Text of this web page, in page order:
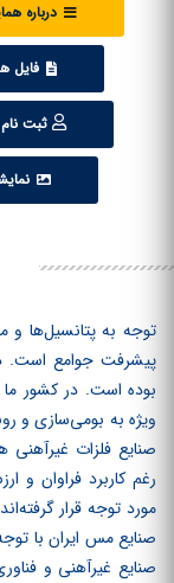
درباره
فایل
ثبت نام
توجه به پتانسیل‌ها و
پیشرفت جوامع است.
بوده است. در کشور ما
ویژه به بومی‌سازی و
صنایع فلزات
رغم کاربرد فراوان و
مورد توجه قرار
صنایع مس ایران با
صنایع غیرآهنی و